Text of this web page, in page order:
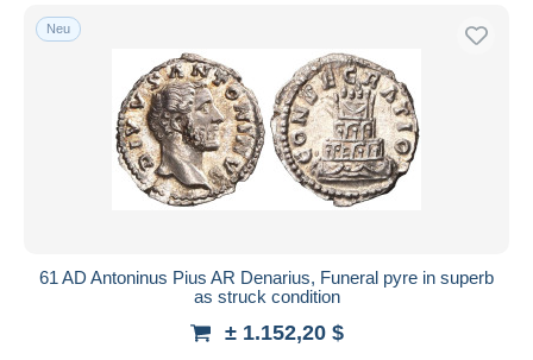
Kostenloser Versand
Zahlungsmethoden
PayPal
Banküberweisung
Visa
Mastercard
Maestro
Gesamte Auswahl aufheben
Neu
61 AD Antoninus Pius AR Denarius, Funeral pyre in superb
as struck condition
± 1.152,20 $